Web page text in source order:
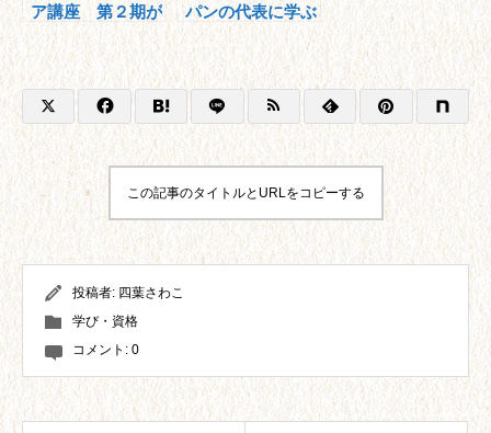
ア講座 第２期が
終わりました♪
パンの代表に学ぶ
この記事のタイトルとURLをコピーする
投稿者: 四葉さわこ
学び・資格
コメント: 0